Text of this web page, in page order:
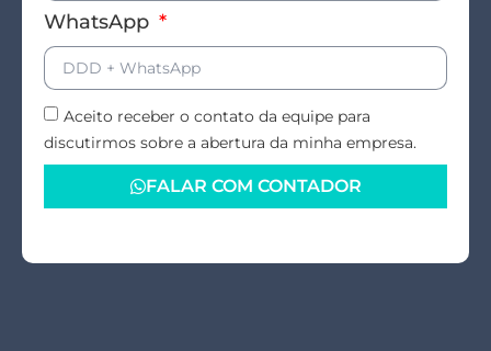
WhatsApp
Aceito receber o contato da equipe para
discutirmos sobre a abertura da minha empresa.
FALAR COM CONTADOR